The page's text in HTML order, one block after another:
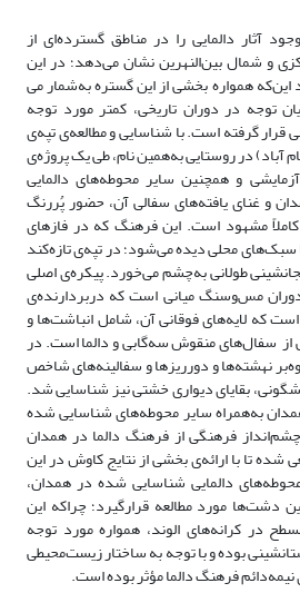
آثار دالمایی را در مناطق گسترده‌ای از
و شمال بین‌النهرین نشان می‌دهد؛ در این
این‌که همواره بخشی از این گستره به‌شمار می
توجه در دوران تاریخی، کمتر مورد توجه
قرار گرفته است. با شناسایی و مطالعه‌ی تپه‌ی
آباد) در روستایی به‌همین نام، طی یک پروژه‌ی
و همچنین سایر محوطه‌های دالمایی
و غنای یافته‌های سفالی آن‌، حضور پُررنگ
مشهود است. این فرهنگ که در فازهای
سبک‌های محلی دیده می‌شود؛ در تپه‌ی تازه‌کند
طولانی به‌چشم می‌خورد. پیکره‌ی اصلی
مس‌و‌سنگ میانی است که دربردارنده‌ی
فازهای متمایز گودین X ،IX است که لایه‌های فوقانی آن، شامل انباشت‌ها و
سفال‌های منقوش سه‌گابی و دالما است. در
نهشته‌ها و دورریزها و سفالینه‌های شاخص
بقایای دیواری خشتی نیز شناسایی شد.
به‌همراه سایر محوطه‌های شناسایی شده
فرهنگی از فرهنگ دالما در همدان
شده تا با ارائه‌ی بخشی از نتایج کاوش در این
دالمایی شناسایی شده در همدان،
دشت‌ها مورد مطالعه قرارگیرد؛ چراکه این
در کرانه‌های الوند، همواره مورد توجه
بوده و با توجه به ساختار زیست‌محیطی
فرهنگ دالما مؤثر بوده است.